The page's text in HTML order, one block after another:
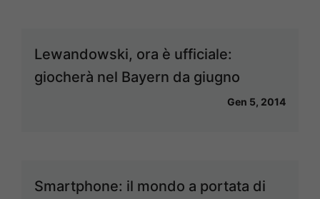
Lewandowski, ora è ufficiale:
giocherà nel Bayern da giugno
Gen 5, 2014
Smartphone: il mondo a portata di